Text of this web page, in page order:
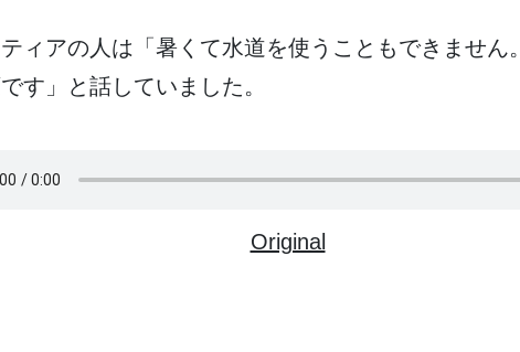
ィアの 人 は「 暑 くて水道を使うこともできません。
です」と話していました。
Original